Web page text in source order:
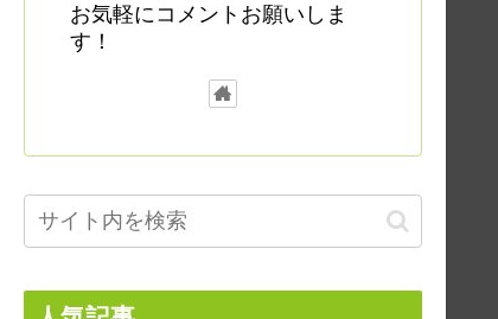
お気軽にコメントお願いしま
す！